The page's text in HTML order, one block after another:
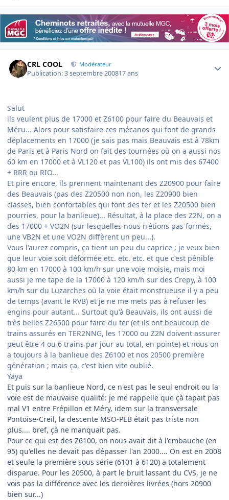
CRL COOL Modérateur
Publication:3 septembre 200817 ans
Salut
ils veulent plus de 17000 et Z6100 pour faire du Beauvais et
Méru... Alors pour satisfaire ces mécanos qui font de grands
déplacements en 17000 (je sais pas mais Beauvais est à 78km
de Paris et à Paris Nord on fait des tournées où on a aussi nos
60 km en 17000 et à VL120 et pas VL100) ils ont mis des 67400
+ RRR ou RIO...
Et pire encore, ils prennent maintenant des Z20900 pour faire
des Beauvais (pas des Z20500 non non, les Z20900 bien
classes, bien confortables qui font des ter et les Z20500 bien
pourries, pour la banlieue)... Résultat, à la place des Z2N, on a
des 17000 + VO2N (sur lesquelles nous n'étions pas formés,
une VB2N et une VO2N diffèrent un peu...).
Vous l'aurez compris, ça tient un peu du caprice ; je veux bien
que leur voie soit déformée etc. etc. etc. et que c'est pénible
80 km en 17000 à 100 km/h sur une voie moisie, mais moi
aussi je me tape de la 17000 à 120 km/h sur des Crepy, à 100
km/h sur du Luzarches où la voie était monstrueuse il y a peu
de temps (avant le RVB) et je ne me mets pas à refuser les
engins pour autant... Surtout qu'à Beauvais, ils ont aussi de
très belles Z26500 pour faire du ter (et ils ont beaucoup de
trains assurés en TER2NNG, les 17000 ou Z2N doivent assurer
peut être 4 ou 6 trains par jour au total, en pointe) et nous on
a toujours à la banlieue des Z6100 et nos 20500 première
génération ; mais ça, c'est bien vite oublié.
Yaya
Et puis sur la banlieue Nord, ce n'est pas le seul endroit ou la
voie est de mauvaise qualité: je me rappelle que çà tapait pas
mal V1 entre Frépillon et Méry, idem sur la transversale
Pontoise-Creil, la descente MSO-PEB était pas triste non
plus.... bref, çà ne manquait pas.
Pour ce qui est des Z6100, on nous avait dit à l'embauche (en
95) qu'elles ne devait pas dépasser l'an 2000.... On est en 2008
et seule la première sous série (6101 à 6120) a totalement
disparue. Pour les 20500, à part le bruit lassant du CVS, je ne
vois pas la différence avec les dernières livrées (hors 20900
bien sur...)